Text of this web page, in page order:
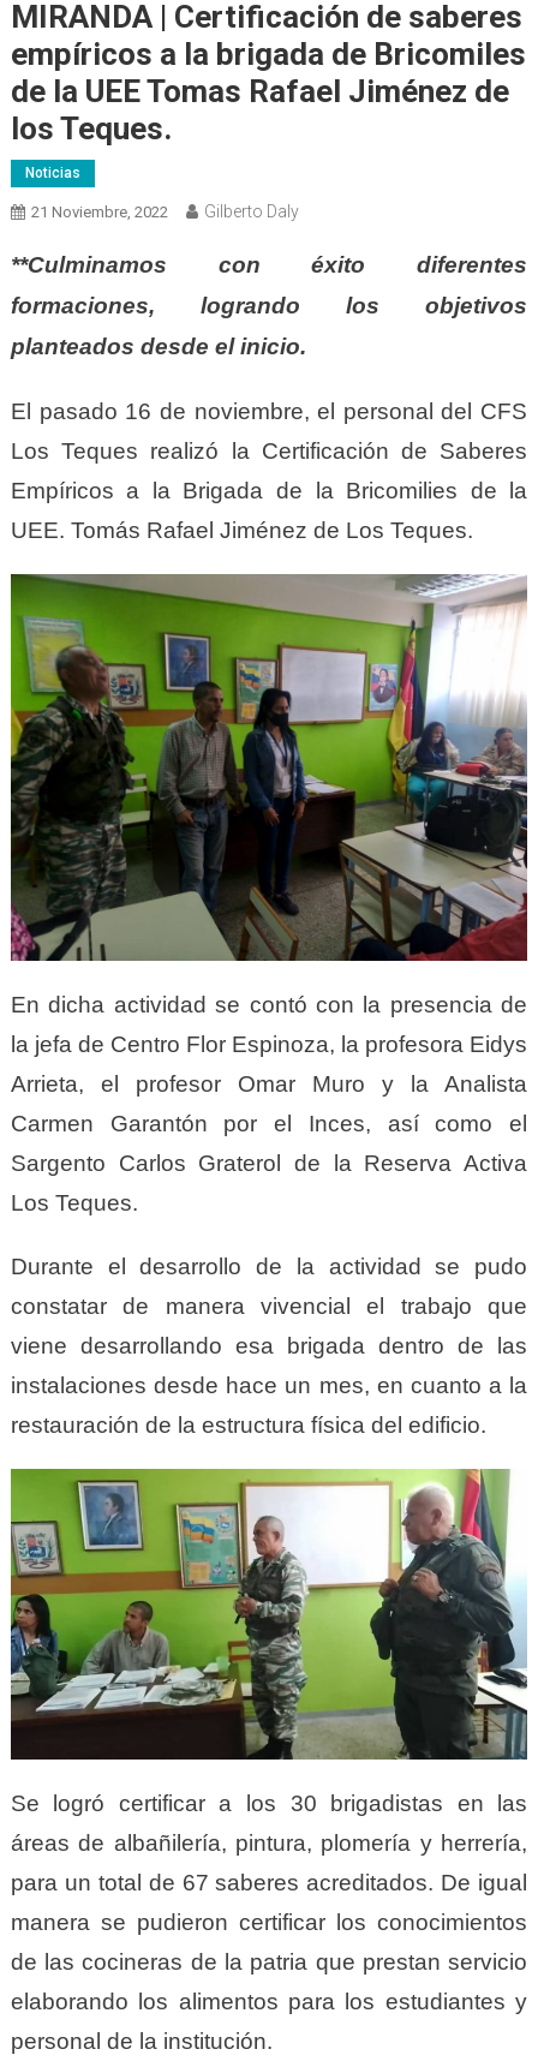
MIRANDA | Certificación de saberes
empíricos a la brigada de Bricomiles
de la UEE Tomas Rafael Jiménez de
los Teques.
Noticias
21 Noviembre, 2022 Gilberto Daly
**Culminamos con éxito diferentes
formaciones, logrando los objetivos
planteados desde el inicio.
El pasado 16 de noviembre, el personal del CFS
Los Teques realizó la Certificación de Saberes
Empíricos a la Brigada de la Bricomilies de la
UEE. Tomás Rafael Jiménez de Los Teques.
En dicha actividad se contó con la presencia de
la jefa de Centro Flor Espinoza, la profesora Eidys
Arrieta, el profesor Omar Muro y la Analista
Carmen Garantón por el Inces, así como el
Sargento Carlos Graterol de la Reserva Activa
Los Teques.
Durante el desarrollo de la actividad se pudo
constatar de manera vivencial el trabajo que
viene desarrollando esa brigada dentro de las
instalaciones desde hace un mes, en cuanto a la
restauración de la estructura física del edificio.
Se logró certificar a los 30 brigadistas en las
áreas de albañilería, pintura, plomería y herrería,
para un total de 67 saberes acreditados. De igual
manera se pudieron certificar los conocimientos
de las cocineras de la patria que prestan servicio
elaborando los alimentos para los estudiantes y
personal de la institución.